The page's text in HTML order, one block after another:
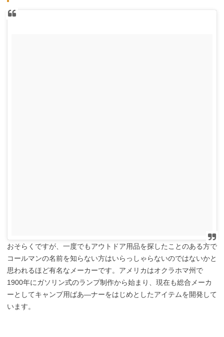
おそらくですが、一度でもアウトドア用品を探したことのある方で
コールマンの名前を知らない方はいらっしゃらないのではないかと
思われるほど有名なメーカーです。アメリカはオクラホマ州で
1900年にガソリン式のランプ制作から始まり、現在も総合メーカ
ーとしてキャンプ用ばあ―ナーをはじめとしたアイテムを開発して
います。